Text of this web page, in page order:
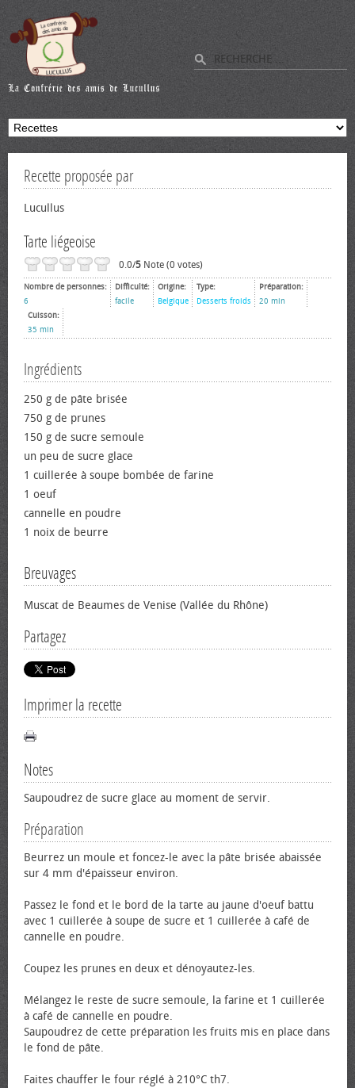
Recette proposée par
Lucullus
Tarte liégeoise
0.0/5 Note (0 votes)
Nombre de personnes:
6
Difficulté:
facile
Origine:
Belgique
Type:
Desserts froids
Préparation:
20 min
Cuisson:
35 min
Ingrédients
250 g de pâte brisée
750 g de prunes
150 g de sucre semoule
un peu de sucre glace
1 cuillerée à soupe bombée de farine
1 œuf
cannelle en poudre
1 noix de beurre
Breuvages
Muscat de Beaumes de Venise (Vallée du Rhône)
Partagez
Imprimer la recette
Notes
Saupoudrez de sucre glace au moment de servir.
Préparation
Beurrez un moule et foncez-le avec la pâte brisée abaissée
sur 4 mm d'épaisseur environ.
Passez le fond et le bord de la tarte au jaune d'œuf battu
avec 1 cuillerée à soupe de sucre et 1 cuillerée à café de
cannelle en poudre.
Coupez les prunes en deux et dénoyautez-les.
Mélangez le reste de sucre semoule, la farine et 1 cuillerée
à café de cannelle en poudre.
Saupoudrez de cette préparation les fruits mis en place dans
le fond de pâte.
Faites chauffer le four réglé à 210°C th7.